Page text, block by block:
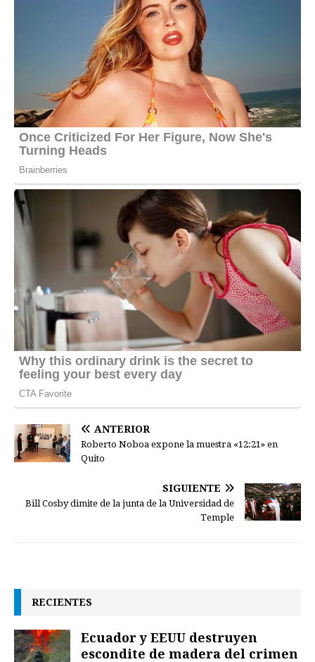
ANTERIOR
Roberto Noboa expone la muestra «12:21» en
Quito
SIGUIENTE
Bill Cosby dimite de la junta de la Universidad de
Temple
RECIENTES
Ecuador y EEUU destruyen
escondite de madera del crimen